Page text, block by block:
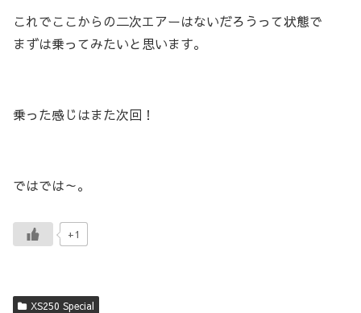
これでここからの二次エアーはないだろうって状態で
まずは乗ってみたいと思います。
乗った感じはまた次回！
ではでは～。
+1
XS250 Special